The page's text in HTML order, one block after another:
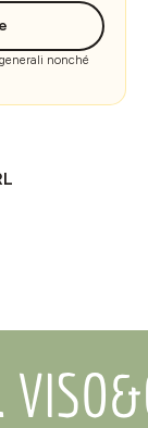
nonché